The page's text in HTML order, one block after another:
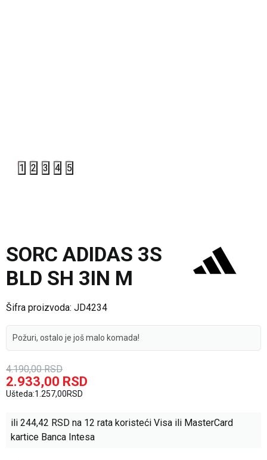
1 2 3 4 5
SORC ADIDAS 3S
BLD SH 3IN M
Šifra proizvoda: JD4234
Požuri, ostalo je još malo komada!
4.190,00 RSD
2.933,00 RSD
Ušteda:1.257,00RSD
ili 244,42 RSD na 12 rata koristeći Visa ili MasterCard
kartice Banca Intesa